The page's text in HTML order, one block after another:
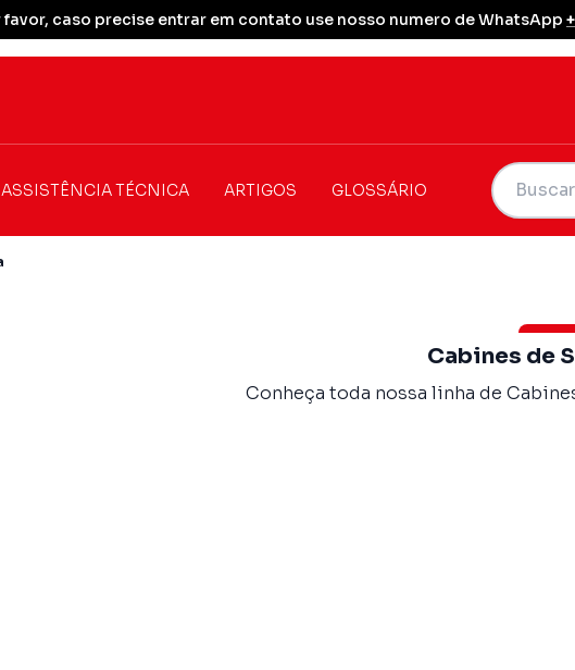
caso precise entrar em contato use nosso numero de WhatsApp
ASSISTÊNCIA TÉCNICA ARTIGOS GLOSSÁRIO
Cabines de
Conheça toda nossa linha de